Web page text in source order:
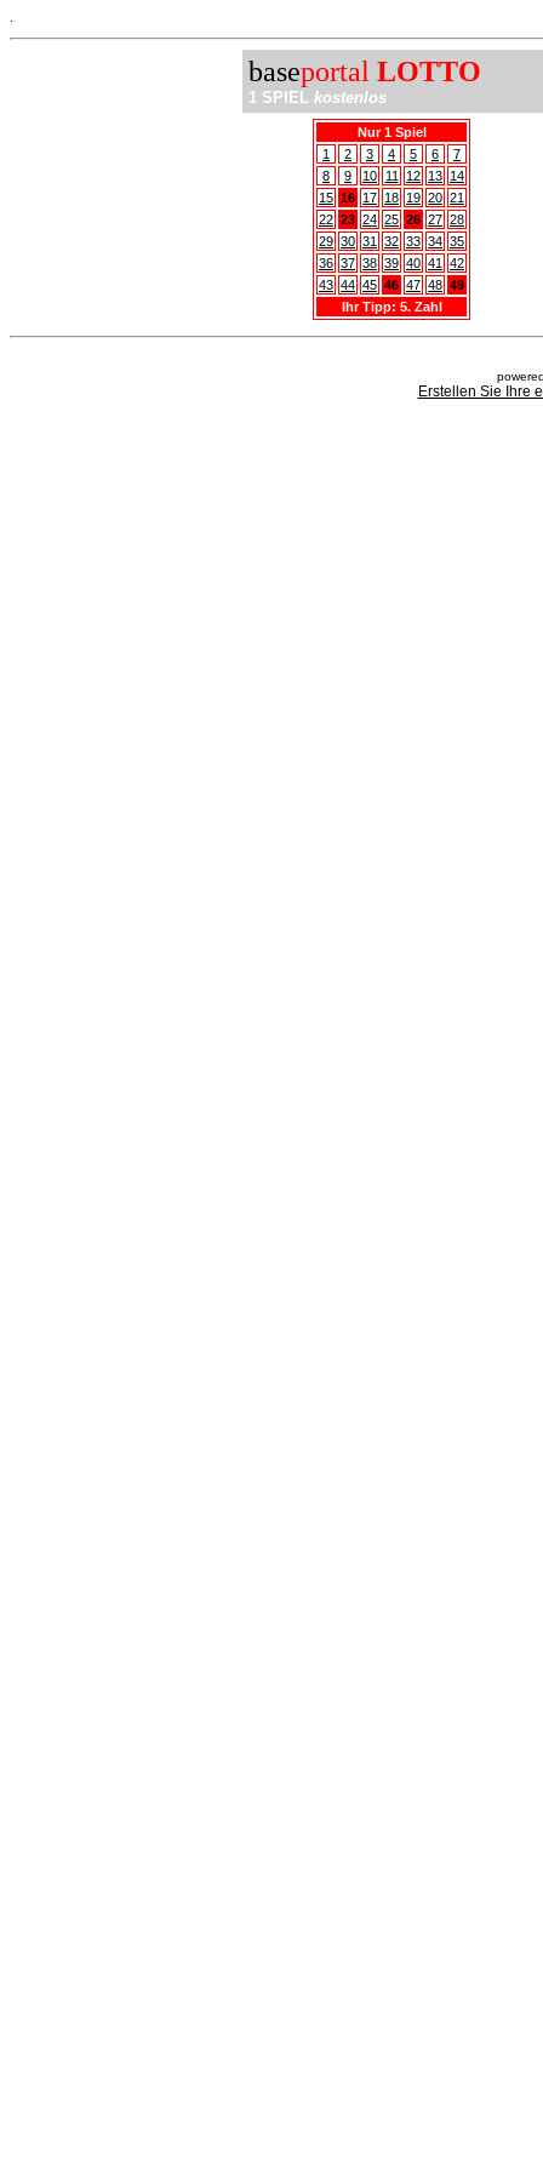
baseportal LOTTO
1 SPIEL kostenlos
Nur 1 Spiel
1
2 3 4 5 6
7
8
9 10 11 12 13 14
15 16 17 18 19 20 21
22 23 24 25 26 27 28
29 30 31 32 33 34 35
36 37 38 39 40 41
42
43 44 45 46 47 48 49
Ihr Tipp: 5. Zahl
Erstellen Sie Ihre